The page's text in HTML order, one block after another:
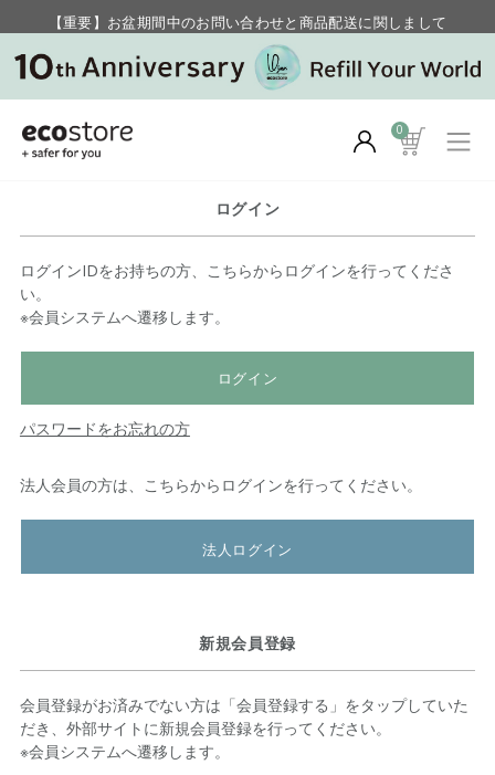
【重要】お盆期間中のお問い合わせと商品配送に関しまして
毎月お得にポイントが貯まる！ “月のポイントアップデー”
0
ログイン
ログインIDをお持ちの方、こちらからログインを行ってくださ
い。
※会員システムへ遷移します。
ログイン
パスワードをお忘れの方
法人会員の方は、こちらからログインを行ってください。
法人ログイン
新規会員登録
会員登録がお済みでない方は「会員登録する」をタップしていた
だき、外部サイトに新規会員登録を行ってください。
※会員システムへ遷移します。